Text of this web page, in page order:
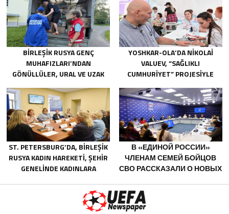
BIRLEŞIK RUSYA GENÇ
MUHAFIZLARI’NDAN
GÖNÜLLÜLER, URAL VE UZAK
SONUÇLARINI ORTADAN
KALDIRMAYA YARDIMCI OLUYOR
YOSHKAR-OLA’DA NIKOLAI
VALUEV, “SAĞLIKLI
CUMHURIYET” PROJESIYLE
ST. PETERSBURG’DA, BIRLEŞIK
RUSYA KADIN HAREKETI, ŞEHIR
GENELINDE KADINLARA
GELIŞTIRILMESI IÇIN ÖNERILER
В «ЕДИНОЙ РОССИИ»
ЧЛЕНАМ СЕМЕЙ БОЙЦОВ
СВО РАССКАЗАЛИ О НОВЫХ